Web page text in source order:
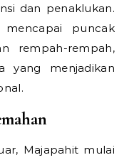
dan penaklukan.
puncak
rempah-rempah,
yang menjadikan
Majapahit mulai